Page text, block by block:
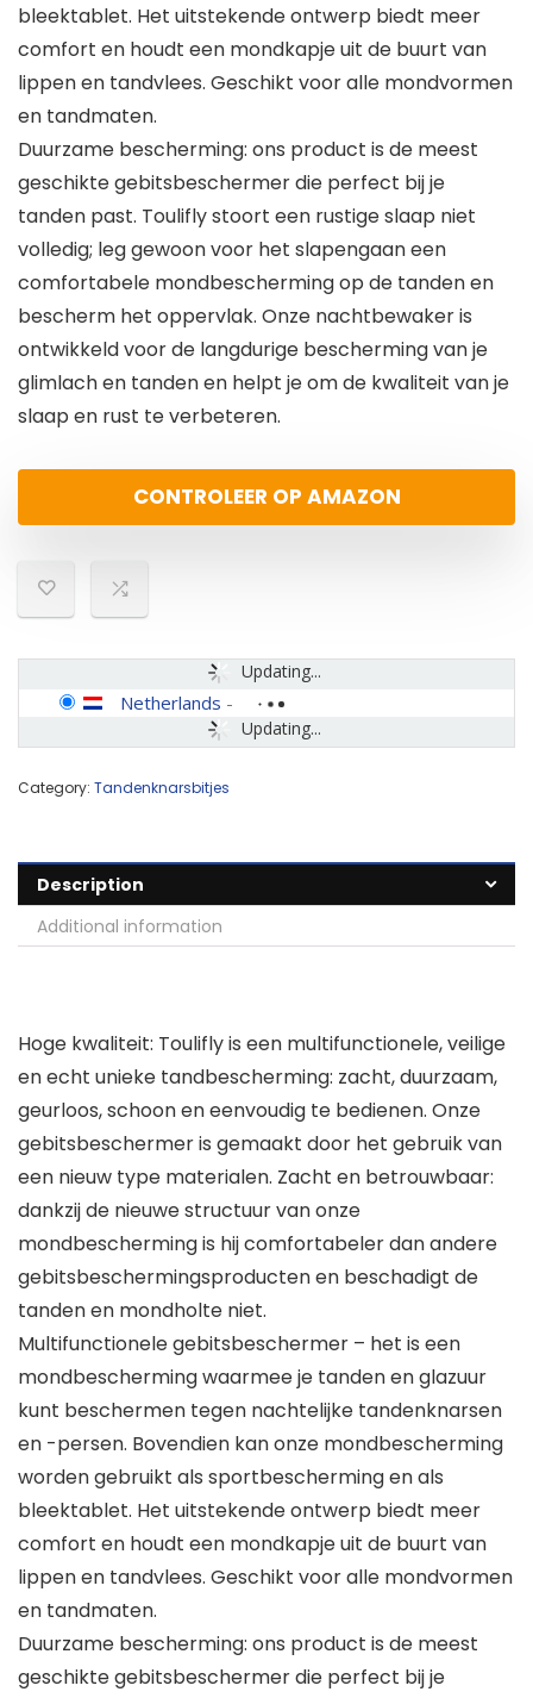
bleektablet. Het uitstekende ontwerp biedt meer
comfort en houdt een mondkapje uit de buurt van
lippen en tandvlees. Geschikt voor alle mondvormen
en tandmaten.
Duurzame bescherming: ons product is de meest
geschikte gebitsbeschermer die perfect bij je
tanden past. Toulifly stoort een rustige slaap niet
volledig; leg gewoon voor het slapengaan een
comfortabele mondbescherming op de tanden en
bescherm het oppervlak. Onze nachtbewaker is
ontwikkeld voor de langdurige bescherming van je
glimlach en tanden en helpt je om de kwaliteit van je
slaap en rust te verbeteren.
CONTROLEER OP AMAZON
Updating...
Updating...
Netherlands -
Category: Tandenknarsbitjes
Description
Additional information
Hoge kwaliteit: Toulifly is een multifunctionele, veilige
en echt unieke tandbescherming: zacht, duurzaam,
geurloos, schoon en eenvoudig te bedienen. Onze
gebitsbeschermer is gemaakt door het gebruik van
een nieuw type materialen. Zacht en betrouwbaar:
dankzij de nieuwe structuur van onze
mondbescherming is hij comfortabeler dan andere
gebitsbeschermingsproducten en beschadigt de
tanden en mondholte niet.
Multifunctionele gebitsbeschermer – het is een
mondbescherming waarmee je tanden en glazuur
kunt beschermen tegen nachtelijke tandenknarsen
en -persen. Bovendien kan onze mondbescherming
worden gebruikt als sportbescherming en als
bleektablet. Het uitstekende ontwerp biedt meer
comfort en houdt een mondkapje uit de buurt van
lippen en tandvlees. Geschikt voor alle mondvormen
en tandmaten.
Duurzame bescherming: ons product is de meest
geschikte gebitsbeschermer die perfect bij je